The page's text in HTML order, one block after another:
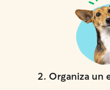
2. Organiza un